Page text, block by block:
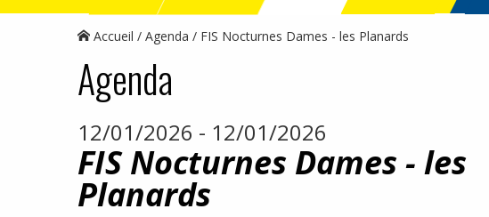
Accueil Agenda FIS Nocturnes Dames - les Planards
Agenda
12/01/2026 - 12/01/2026
FIS Nocturnes Dames - les
Planards